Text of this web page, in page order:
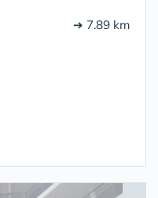
➔ 7.89 km